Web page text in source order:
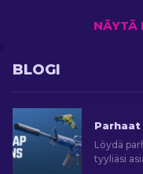
NÄYTÄ
BLOGI
Löydä
tyyliäsi